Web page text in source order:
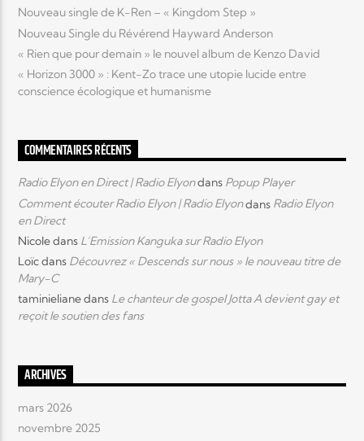
Nouveau single de K-Ren – « Kingdom Step »
Nouveau Single du Révérend Hayward Anderson
« Rien que pour demain » le nouvel album de Kenzo David
« Horizon 3000 » : Kent-Zo trace une utopie lucide entre
conscience écologique et humanisme
COMMENTAIRES RÉCENTS
Radio Elyon en Direct | Radio Elyondans Popup Player
Comment écouter Radio Elyon | Radio Elyondans Radio Elyon
en Direct
Nicoledans L’Emission Kanguka sur Radio Elyon
Loïcdans Découvrez « Descends sur nous » le nouveau titre de
Mary-C
taminielianedans Le chanteur de gospel Jotta A devient gay et
reçoit le soutien des fans
ARCHIVES
mars 2026
novembre 2025